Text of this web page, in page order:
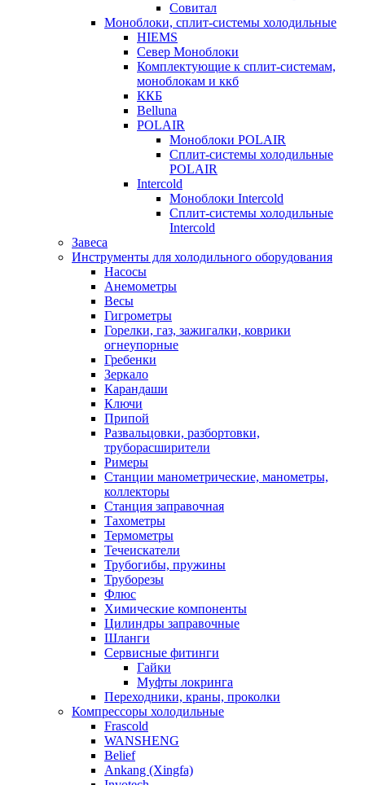
Совитал
Моноблоки, сплит-системы холодильные
HIEMS
Север Моноблоки
Комплектующие к сплит-системам,
моноблокам и ккб
ККБ
Belluna
POLAIR
Моноблоки POLAIR
Сплит-системы холодильные
POLAIR
Intercold
Моноблоки Intercold
Сплит-системы холодильные
Intercold
Завеса
Инструменты для холодильного оборудования
Насосы
Анемометры
Весы
Гигрометры
Горелки, газ, зажигалки, коврики
огнеупорные
Гребенки
Зеркало
Карандаши
Ключи
Припой
Развальцовки, разбортовки,
труборасширители
Римеры
Станции манометрические, манометры,
коллекторы
Станция заправочная
Тахометры
Термометры
Течеискатели
Трубогибы, пружины
Труборезы
Флюс
Химические компоненты
Цилиндры заправочные
Шланги
Сервисные фитинги
Гайки
Муфты локринга
Переходники, краны, проколки
Компрессоры холодильные
Frascold
WANSHENG
Belief
Ankang (Xingfa)